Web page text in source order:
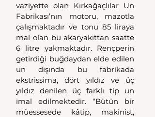
vaziyette olan Kırkağaçlılar Un
Fabrikası’nın motoru, mazotla
çalışmaktadır ve tonu 85 liraya
mal olan bu akaryakıttan saatte
6 litre yakmaktadır. Rençperin
getirdiği buğdaydan elde edilen
un dışında bu fabrikada
ekstrissima, dört yıldız ve üç
yıldız denilen üç farklı tip un
imal edilmektedir. “Bütün bir
müessesede kâtip, makinist,